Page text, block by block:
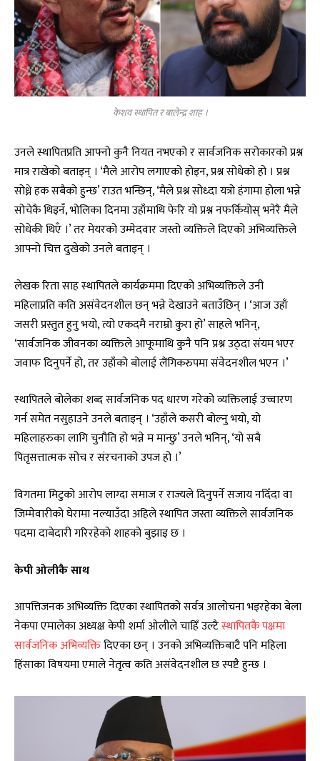
केशव स्थापित र बालेन्द्र शाह ।
उनले स्थापितप्रति आफ्नो कुनै नियत नभएको र सार्वजनिक सरोकारको प्रश्न
मात्र राखेको बताइन् । ‘मैले आरोप लगाएको होइन, प्रश्न सोधेको हो । प्रश्न
सोध्ने हक सबैको हुन्छ’ राउत भन्छिन्, ‘मैले प्रश्न सोध्दा यत्रो हंगामा होला भन्ने
सोचेकै थिइनँ, भोलिका दिनमा उहाँमाथि फेरि यो प्रश्न नफर्कियोस् भनेरै मैले
सोधेकी थिएँ ।’ तर मेयरको उम्मेदवार जस्तो व्यक्तिले दिएको अभिव्यक्तिले
आफ्नो चित्त दुखेको उनले बताइन् ।
लेखक रिता साह स्थापितले कार्यक्रममा दिएको अभिव्यक्तिले उनी
महिलाप्रति कति असंवेदनशील छन् भन्ने देखाउने बताउँछिन् । ‘आज उहाँ
जसरी प्रस्तुत हुनु भयो, त्यो एकदमै नराम्रो कुरा हो’ साहले भनिन्,
‘सार्वजनिक जीवनका व्यक्तिले आफूमाथि कुनै पनि प्रश्न उठ्दा संयम भएर
जवाफ दिनुपर्ने हो, तर उहाँको बोलाई लैंगिकरुपमा संवेदनशील भएन ।’
स्थापितले बोलेका शब्द सार्वजनिक पद धारण गरेको व्यक्तिलाई उच्चारण
गर्न समेत नसुहाउने उनले बताइन् । ‘उहाँले कसरी बोल्नु भयो, यो
महिलाहरुका लागि चुनौति हो भन्ने म मान्छु’ उनले भनिन्, ‘यो सबै
पितृसत्तात्मक सोच र संरचनाको उपज हो ।’
विगतमा मिटुको आरोप लाग्दा समाज र राज्यले दिनुपर्ने सजाय नदिँदा वा
जिम्मेवारीको घेरामा नल्याउँदा अहिले स्थापित जस्ता व्यक्तिले सार्वजनिक
पदमा दाबेदारी गरिरहेको शाहको बुझाइ छ ।
केपी ओलीकै साथ
आपत्तिजनक अभिव्यक्ति दिएका स्थापितको सर्वत्र आलोचना भइरहेका बेला
नेकपा एमालेका अध्यक्ष केपी शर्मा ओलीले चाहिँ उल्टैस्थापितकै पक्षमा
सार्वजनिक अभिव्यक्तिदिएका छन् । उनको अभिव्यक्तिबाटै पनि महिला
हिंसाका विषयमा एमाले नेतृत्व कति असंवेदनशील छ स्पष्टै हुन्छ ।